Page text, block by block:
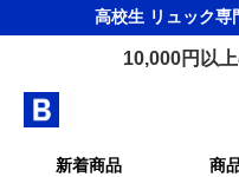
高校生 リュック専
10,000円以
新着商品 商